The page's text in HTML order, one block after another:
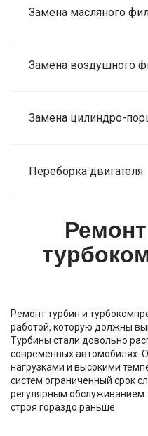
Замена масляного
Замена воздушного
Замена цилиндро-
Переборка двигателя
Ремонт турбин и
работой, которую должны
Турбины стали довольно
современных автомобилях.
нагрузками и высокими
систем ограниченный срок
регулярным обслуживанием
строя гораздо раньше.